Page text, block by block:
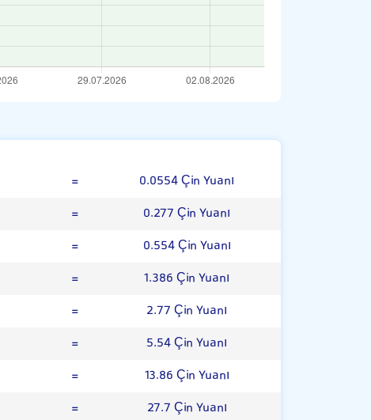
=
0.0554 Çin Yuanı
=
0.277 Çin Yuanı
=
0.554 Çin Yuanı
=
1.386 Çin Yuanı
=
2.77 Çin Yuanı
=
5.54 Çin Yuanı
=
13.86 Çin Yuanı
=
27.7 Çin Yuanı